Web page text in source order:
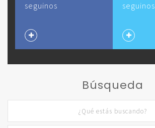
seguinos seguinos
Búsqueda